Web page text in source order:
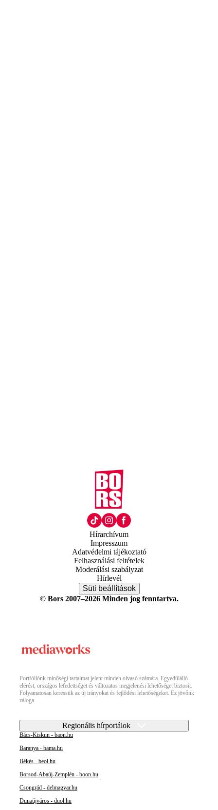
Hírarchívum
Impresszum
Adatvédelmi tájékoztató
Felhasználási feltételek
Moderálási szabályzat
Hírlevél
Süti beállítások
© Bors 2007–2026 Minden jog fenntartva.
Portfóliónk minőségi tartalmat jelent minden olvasó számára. Egyedülálló
elérést, országos lefedettséget és változatos megjelenési lehetőséget biztosít.
Folyamatosan keressük az új irányokat és fejlődési lehetőségeket. Ez jövőnk
záloga.
Regionális hírportálok
Bács-Kiskun - baon.hu
Baranya - bama.hu
Békés - beol.hu
Borsod-Abaúj-Zemplén - boon.hu
Csongrád - delmagyar.hu
Dunaújváros - duol.hu